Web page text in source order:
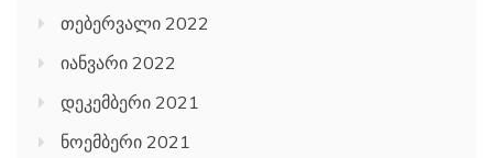
თებერვალი 2022
იანვარი 2022
დეკემბერი 2021
ნოემბერი 2021